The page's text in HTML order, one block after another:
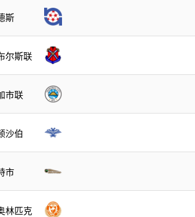
斯
尔斯联
市联
沙伯
市
林匹克